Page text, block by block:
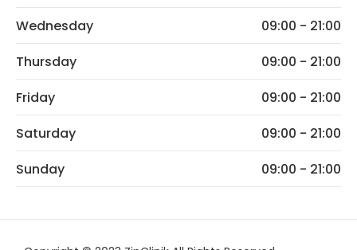
Wednesday
09:00 - 21:00
Thursday
09:00 - 21:00
Friday
09:00 - 21:00
Saturday
09:00 - 21:00
Sunday
09:00 - 21:00